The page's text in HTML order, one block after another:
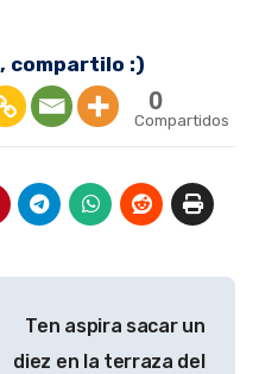
compartilo :)
0
Compartidos
Ten aspira sacar un
diez en la terraza del